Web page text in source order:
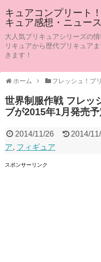
キュアコンプリート
キュア感想・ニュー
大人気プリキュアシリーズの
リキュアから歴代プリキュア
きます！
ホーム フレッシュ！プ
世界制服作戦 フレッ
ブが2015年1月発売予
2014/11/26 2014/
ア, フィギュア
スポンサーリンク